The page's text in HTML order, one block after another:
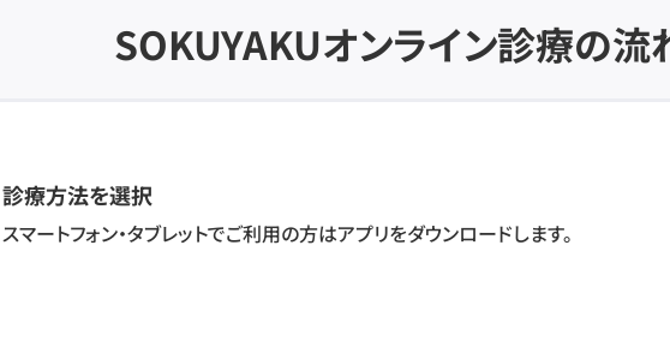
SOKUYAKUオンライン診療の流
診療方法を選択
スマートフォン・タブレットでご利用の方はアプリをダウンロードします。